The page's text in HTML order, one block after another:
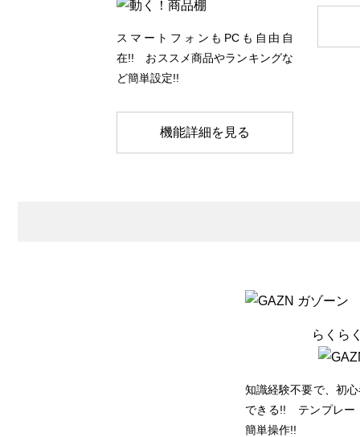
スマートフォンもPCも自由自
在!! おススメ商品やランキングな
ど簡単設定!!
機能詳細を見る
らくら
知識経験不要で、初
できる!! テンプレー
簡単操作!!